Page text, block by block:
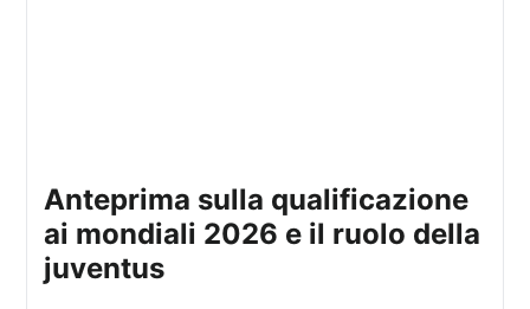
anteprima sulla qualificazione
ai mondiali 2026 e il ruolo della
juventus